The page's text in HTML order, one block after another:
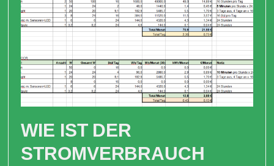
WIE IST DER
STROMVERBRAUCH